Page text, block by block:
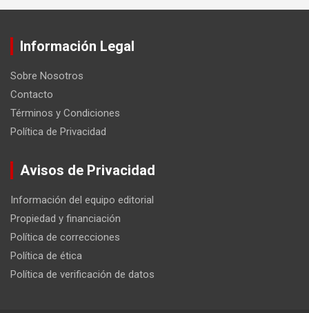
Información Legal
Sobre Nosotros
Contacto
Términos y Condiciones
Política de Privacidad
Avisos de Privacidad
Información del equipo editorial
Propiedad y financiación
Política de correcciones
Política de ética
Política de verificación de datos